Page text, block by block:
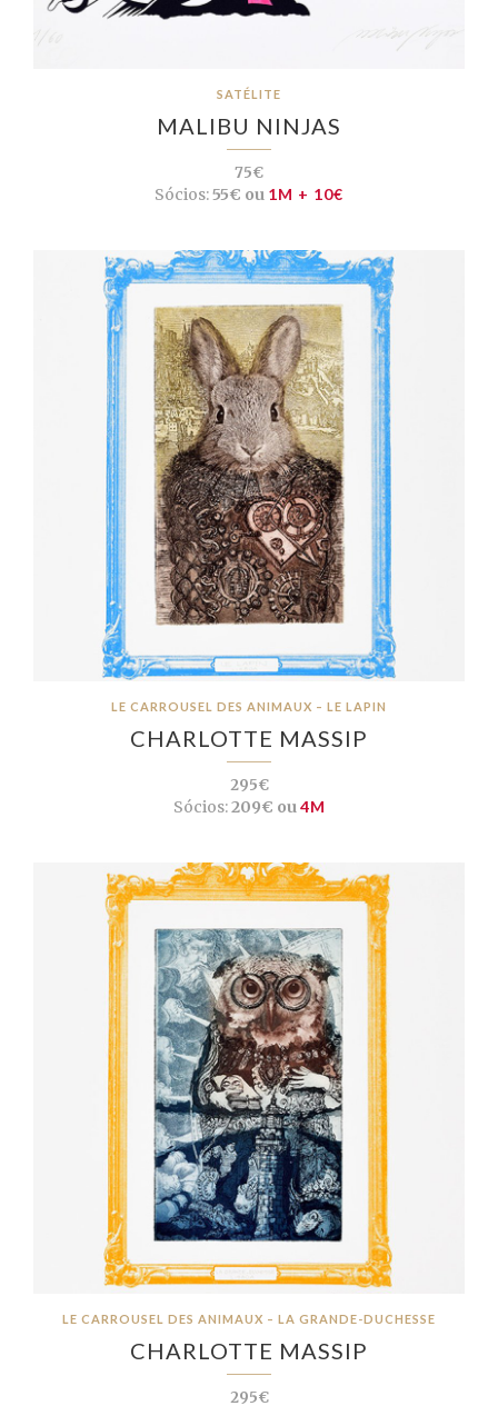
SATÉLITE
MALIBU NINJAS
75€
Sócios:55€ ou 1M + 10€
LE CARROUSEL DES ANIMAUX – LE LAPIN
CHARLOTTE MASSIP
295€
Sócios:209€ ou4M
LE CARROUSEL DES ANIMAUX – LA GRANDE-DUCHESSE
CHARLOTTE MASSIP
295€